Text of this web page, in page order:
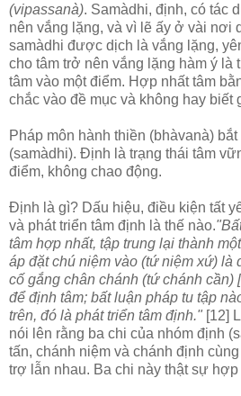
(vipassanà). Samàdhi, định, có tác
nên vắng lặng, và vì lẽ ấy ở vài nơi
samàdhi được dịch là vắng lặng,
cho tâm trở nên vắng lặng hàm ý là
tâm vào một điểm. Hợp nhất tâm
chắc vào đề mục và không hay biết
Pháp môn hành thiền (bhàvanà)
(samàdhi). Ðịnh là trạng thái tâm
điểm, không chao động.
Ðịnh là gì? Dấu hiệu, điều kiện tất
và phát triển tâm định là thế nào.
tâm hợp nhất, tập trung lại thành
áp đặt chú niệm vào (tứ niệm xứ) là
cố gắng chân chánh (tứ chánh cần)
để định tâm; bất luận pháp tu tập
trên, đó là phát triển tâm định." [12]
nói lên rằng ba chi của nhóm định
tấn, chánh niệm và chánh định
trợ lẫn nhau. Ba chi này thật sự hợp